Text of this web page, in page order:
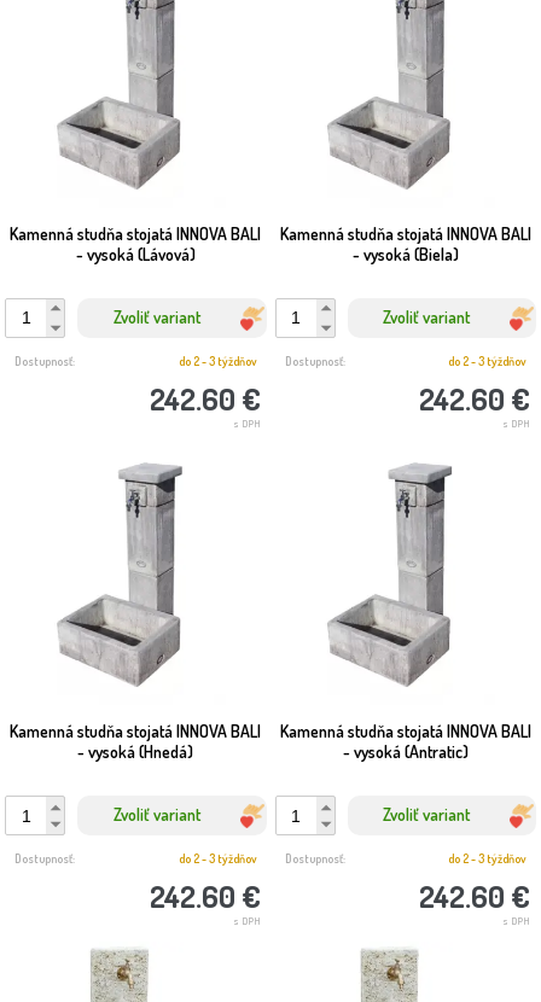
Kamenná studňa stojatá INNOVA BALI
- vysoká (Lávová)
Zvoliť variant
242.60 €
s DPH
Dostupnosť: do 2 - 3 týždňov
Kamenná studňa stojatá INNOVA BALI
- vysoká (Biela)
Zvoliť variant
242.60 €
s DPH
Dostupnosť: do 2 - 3 týždňov
Kamenná studňa stojatá INNOVA BALI
- vysoká (Hnedá)
Zvoliť variant
242.60 €
s DPH
Dostupnosť: do 2 - 3 týždňov
Kamenná studňa stojatá INNOVA BALI
- vysoká (Antratic)
Zvoliť variant
242.60 €
s DPH
Dostupnosť: do 2 - 3 týždňov